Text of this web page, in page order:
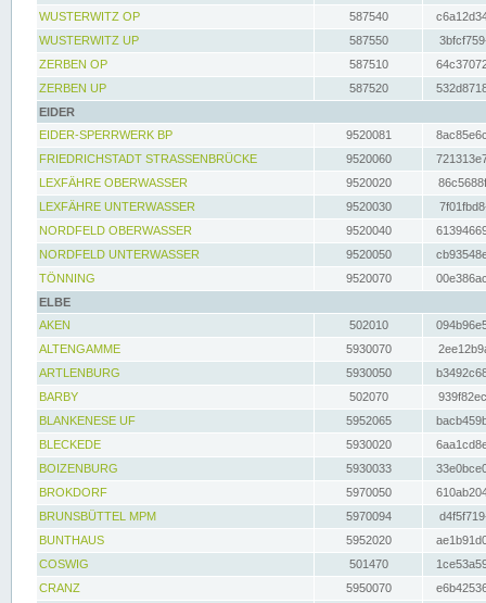
WUSTERWITZ OP
587540
WUSTERWITZ UP
587550
ZERBEN OP
587510
ZERBEN UP
587520
EIDER
EIDER-SPERRWERK BP
9520081
FRIEDRICHSTADT STRASSENBRÜCKE
9520060
LEXFÄHRE OBERWASSER
9520020
LEXFÄHRE UNTERWASSER
9520030
NORDFELD OBERWASSER
9520040
NORDFELD UNTERWASSER
9520050
TÖNNING
9520070
ELBE
AKEN
502010
ALTENGAMME
5930070
ARTLENBURG
5930050
BARBY
502070
BLANKENESE UF
5952065
BLECKEDE
5930020
BOIZENBURG
5930033
BROKDORF
5970050
BRUNSBÜTTEL MPM
5970094
BUNTHAUS
5952020
COSWIG
501470
CRANZ
5950070